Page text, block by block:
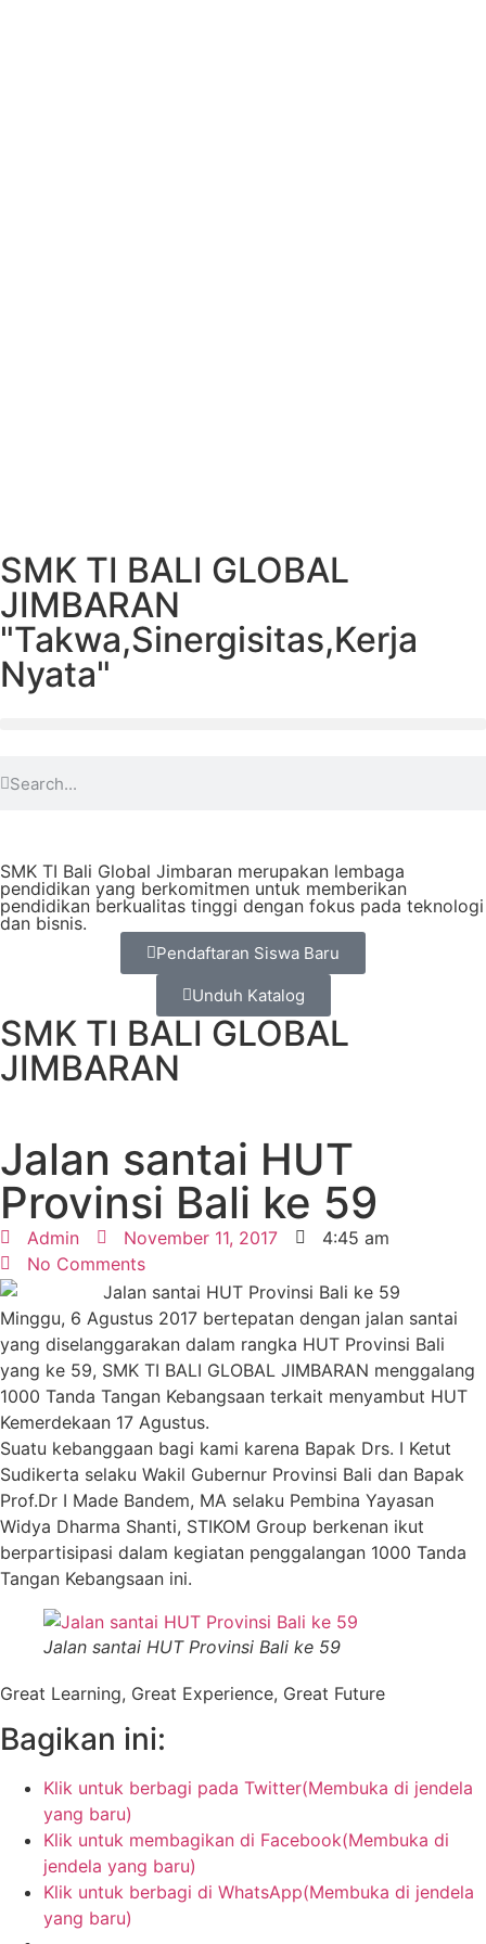
SMK TI BALI GLOBAL
JIMBARAN
"Takwa,Sinergisitas,Kerja
Nyata"
SMK TI Bali Global Jimbaran merupakan lembaga
pendidikan yang berkomitmen untuk memberikan
pendidikan berkualitas tinggi dengan fokus pada teknologi
dan bisnis.
Pendaftaran Siswa Baru
Unduh Katalog
SMK TI BALI GLOBAL
JIMBARAN
Jalan santai HUT
Provinsi Bali ke 59
Admin November 11, 2017
4:45 am
No Comments
Minggu, 6 Agustus 2017 bertepatan dengan jalan santai
yang diselanggarakan dalam rangka HUT Provinsi Bali
yang ke 59, SMK TI BALI GLOBAL JIMBARAN menggalang
1000 Tanda Tangan Kebangsaan terkait menyambut HUT
Kemerdekaan 17 Agustus.
Suatu kebanggaan bagi kami karena Bapak Drs. I Ketut
Sudikerta selaku Wakil Gubernur Provinsi Bali dan Bapak
Prof.Dr I Made Bandem, MA selaku Pembina Yayasan
Widya Dharma Shanti, STIKOM Group berkenan ikut
berpartisipasi dalam kegiatan penggalangan 1000 Tanda
Tangan Kebangsaan ini.
Jalan santai HUT Provinsi Bali ke 59
Great Learning, Great Experience, Great Future
Bagikan ini:
Klik untuk berbagi pada Twitter(Membuka di jendela
yang baru)
Klik untuk membagikan di Facebook(Membuka di
jendela yang baru)
Klik untuk berbagi di WhatsApp(Membuka di jendela
yang baru)